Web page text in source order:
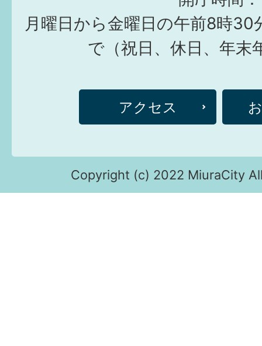
月曜日から金曜日の午前8時30
で（祝日、休日、年末
アクセス
Copyright (c) 2022 MiuraCity